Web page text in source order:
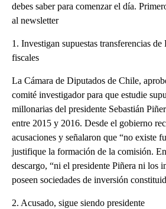
debes saber para comenzar el día.
al newsletter
1. Investigan supuestas transferencias de
fiscales
La Cámara de Diputados de Chile,
comité investigador para que estudie
millonarias del presidente Sebastián
entre 2015 y 2016. Desde el gobierno
acusaciones y señalaron que “no existe
justifique la formación de la comisión.
descargo, “ni el presidente Piñera ni los
poseen sociedades de inversión
2. Acusado, sigue siendo presidente